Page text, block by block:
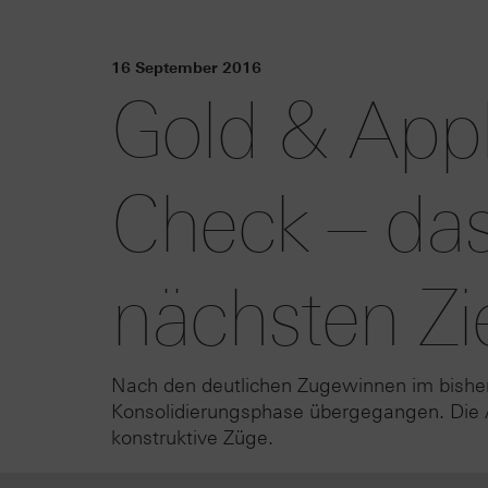
16 September 2016
Gold &
Check –
nächsten
Nach den deutlichen Zugewinnen im
Konsolidierungsphase übergegangen.
konstruktive Züge.